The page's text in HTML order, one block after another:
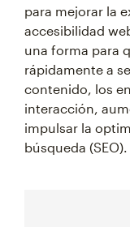
para mejorar la
accesibilidad
una forma para
rápidamente a
contenido, los
interacción,
impulsar la
búsqueda (SEO).